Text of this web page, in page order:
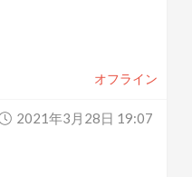
オフライン
2021年3月28日 19:07